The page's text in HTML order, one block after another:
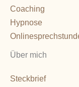
Coaching
Hypnose
Über mich
Steckbrief